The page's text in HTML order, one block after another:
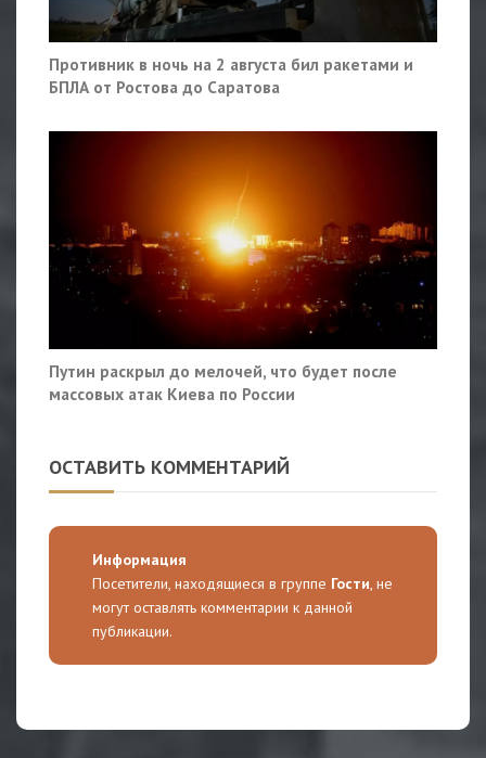
Противник в ночь на 2 августа бил ракетами и
БПЛА от Ростова до Саратова
Путин раскрыл до мелочей, что будет после
массовых атак Киева по России
ОСТАВИТЬ КОММЕНТАРИЙ
Информация
Посетители, находящиеся в группе Гости , не
могут оставлять комментарии к данной
публикации.